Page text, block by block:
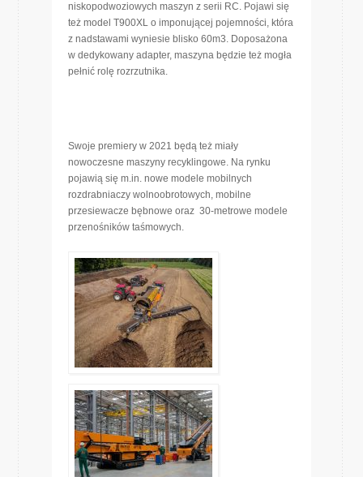
niskopodwoziowych maszyn z serii RC. Pojawi się
też model T900XL o imponującej pojemności, która
z nadstawami wyniesie blisko 60m3. Doposażona
w dedykowany adapter, maszyna będzie też mogła
pełnić rolę rozrzutnika.
Swoje premiery w 2021 będą też miały
nowoczesne maszyny recyklingowe. Na rynku
pojawią się m.in. nowe modele mobilnych
rozdrabniaczy wolnoobrotowych, mobilne
przesiewacze bębnowe oraz 30-metrowe modele
przenośników taśmowych.